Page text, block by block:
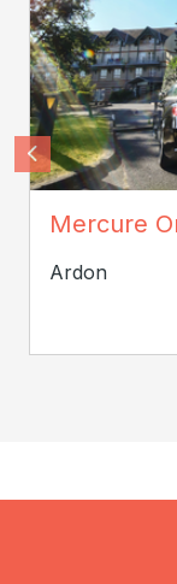
Mercure
Ardon